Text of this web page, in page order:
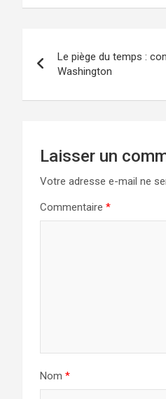
de
l’article
Le piège du temps :
Washington
Laisser un
Votre adresse e-mail ne
Commentaire *
Nom *